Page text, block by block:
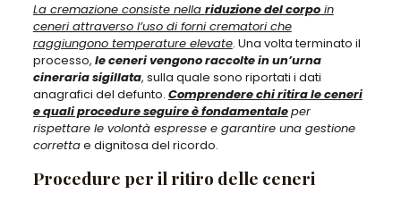
La cremazione consiste nella riduzione del corpoin
ceneri attraverso l’uso di forni crematori che
raggiungono temperature elevate. Una volta terminato il
processo, le ceneri vengono raccolte in un’urna
cineraria sigillata, sulla quale sono riportati i dati
anagrafici del defunto. Comprendere chi ritira le ceneri
e quali procedure seguire è fondamentaleper
rispettare le volontà espresse e garantire una gestione
correttae dignitosa del ricordo.
Procedure per il ritiro delle ceneri